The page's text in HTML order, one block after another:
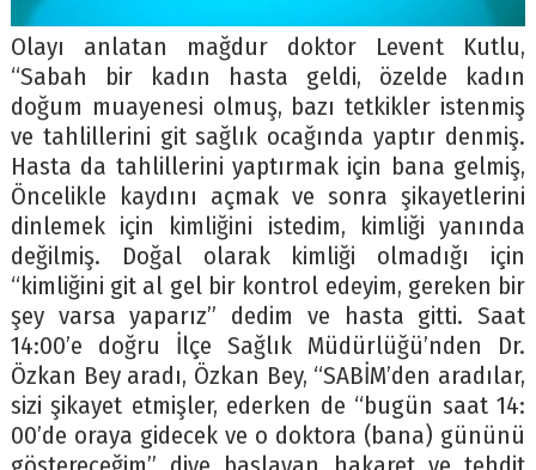
Olayı anlatan mağdur doktor Levent Kutlu,
“Sabah bir kadın hasta geldi, özelde kadın
doğum muayenesi olmuş, bazı tetkikler istenmiş
ve tahlillerini git sağlık ocağında yaptır denmiş.
Hasta da tahlillerini yaptırmak için bana gelmiş,
Öncelikle kaydını açmak ve sonra şikayetlerini
dinlemek için kimliğini istedim, kimliği yanında
değilmiş. Doğal olarak kimliği olmadığı için
“kimliğini git al gel bir kontrol edeyim, gereken bir
şey varsa yaparız” dedim ve hasta gitti. Saat
14:00’e doğru İlçe Sağlık Müdürlüğü’nden Dr.
Özkan Bey aradı, Özkan Bey, “SABİM’den aradılar,
sizi şikayet etmişler, ederken de “bugün saat 14:
00’de oraya gidecek ve o doktora (bana) gününü